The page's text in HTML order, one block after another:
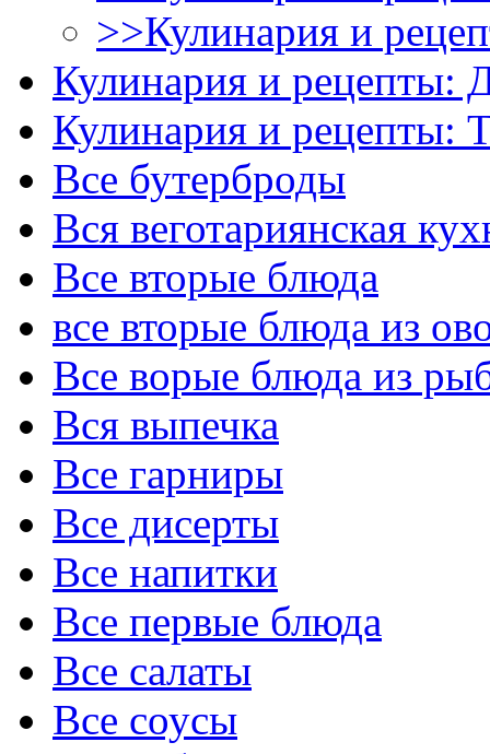
>>Кулинария и
Кулинария и рецепты:
Кулинария и рецепты:
Все бутерброды
Вся веготариянская
Все вторые блюда
все вторые блюда из
Все ворые блюда из
Вся выпечка
Все гарниры
Все дисерты
Все напитки
Все первые блюда
Все салаты
Все соусы